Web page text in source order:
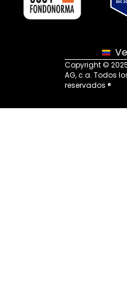
Copyright ©
AG, c.a. Todos
reservados ®